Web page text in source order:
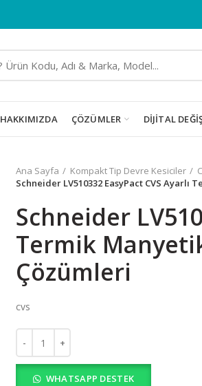
HAKKIMIZDA ÇÖZÜMLER DIJITAL
Ana Sayfa Kompakt Tip Devre Kesiciler
Schneider LV510332 EasyPact CVS
Schneider
Termik
Çözümleri
cvs
Schneider LV510332 EasyPact CVS
WHATSAPP DESTEK